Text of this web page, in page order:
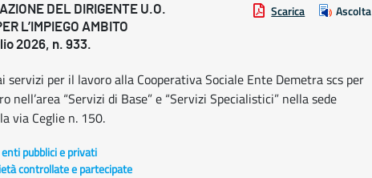
DEL DIRIGENTE U.O.
L’IMPIEGO AMBITO
2026, n. 933.
Scarica Ascolta
servizi per il lavoro alla Cooperativa Sociale Ente Demetra scs per
nell’area “Servizi di Base” e “Servizi Specialistici” nella sede
via Ceglie n. 150.
pubblici e privati
controllate e partecipate